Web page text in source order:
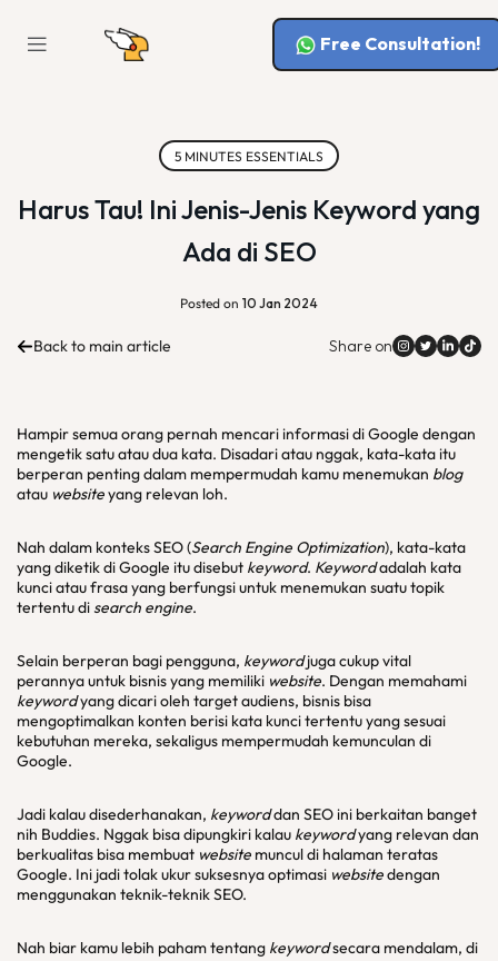
Free Consultation!
5 MINUTES ESSENTIALS
Harus Tau! Ini Jenis-Jenis Keyword yang
Ada di SEO
Posted on 10 Jan 2024
Back to main article Share on
Hampir semua orang pernah mencari informasi di Google dengan
mengetik satu atau dua kata. Disadari atau nggak, kata-kata itu
berperan penting dalam mempermudah kamu menemukan blog
atau websiteyang relevan loh.
Nah dalam konteks SEO (Search Engine Optimization), kata-kata
yang diketik di Google itu disebut keyword. Keywordadalah kata
kunci atau frasa yang berfungsi untuk menemukan suatu topik
tertentu di search engine.
Selain berperan bagi pengguna, keywordjuga cukup vital
perannya untuk bisnis yang memiliki website. Dengan memahami
keywordyang dicari oleh target audiens, bisnis bisa
mengoptimalkan konten berisi kata kunci tertentu yang sesuai
kebutuhan mereka, sekaligus mempermudah kemunculan di
Google.
Jadi kalau disederhanakan, keyworddan SEO ini berkaitan banget
nih Buddies. Nggak bisa dipungkiri kalau keywordyang relevan dan
berkualitas bisa membuat website muncul di halaman teratas
Google. Ini jadi tolak ukur suksesnya optimasi websitedengan
menggunakan teknik-teknik SEO.
Nah biar kamu lebih paham tentang keywordsecara mendalam, di